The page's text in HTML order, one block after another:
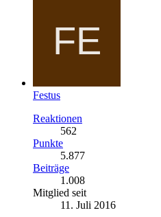
Festus
Reaktionen
562
Punkte
5.877
Beiträge
1.008
Mitglied seit
11. Juli 2016